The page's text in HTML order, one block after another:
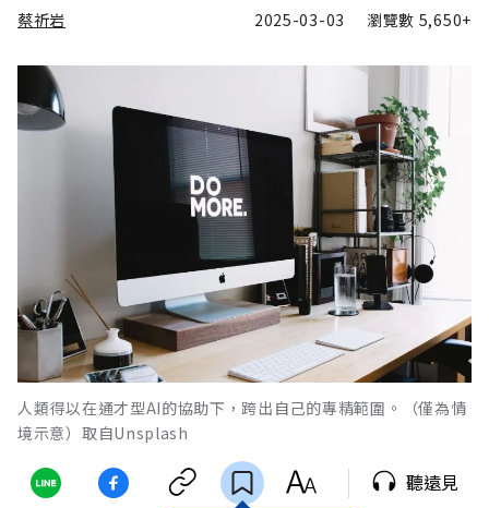
蔡祈岩 2025-03-03 瀏覽數 5,650+
人類得以在通才型AI的協助下，跨出自己的專精範圍。（僅為情
境示意）取自Unsplash
聽遠見